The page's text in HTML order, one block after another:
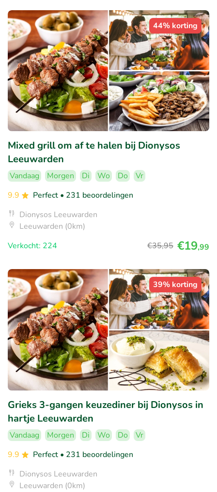
44% korting
Mixed grill om af te halen bij Dionysos
Leeuwarden
Vandaag Morgen Di Wo Do
Vr
9.9
Perfect • 231 beoordelingen
Dionysos Leeuwarden
Leeuwarden (0km)
Verkocht: 224
€35,95 €19,99
39% korting
Grieks 3-gangen keuzediner bij Dionysos in
hartje Leeuwarden
Vandaag Morgen Di Wo Do
Vr
9.9
Perfect • 231 beoordelingen
Dionysos Leeuwarden
Leeuwarden (0km)